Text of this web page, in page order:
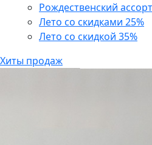
Рождественский
Лето со скидками 25%
Лето со скидкой 35%
Хиты продаж